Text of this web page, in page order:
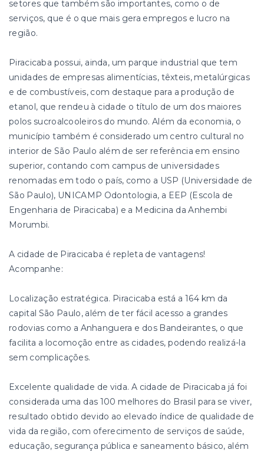
setores que também são importantes, como o de
serviços, que é o que mais gera empregos e lucro na
região.
Piracicaba possui, ainda, um parque industrial que tem
unidades de empresas alimentícias, têxteis, metalúrgicas
e de combustíveis, com destaque para a produção de
etanol, que rendeu à cidade o título de um dos maiores
polos sucroalcooleiros do mundo. Além da economia, o
município também é considerado um centro cultural no
interior de São Paulo além de ser referência em ensino
superior, contando com campus de universidades
renomadas em todo o país, como a USP (Universidade de
São Paulo), UNICAMP Odontologia, a EEP (Escola de
Engenharia de Piracicaba) e a Medicina da Anhembi
Morumbi.
A cidade de Piracicaba é repleta de vantagens!
Acompanhe:
Localização estratégica. Piracicaba está a 164 km da
capital São Paulo, além de ter fácil acesso a grandes
rodovias como a Anhanguera e dos Bandeirantes, o que
facilita a locomoção entre as cidades, podendo realizá-la
sem complicações.
Excelente qualidade de vida. A cidade de Piracicaba já foi
considerada uma das 100 melhores do Brasil para se viver,
resultado obtido devido ao elevado índice de qualidade de
vida da região, com oferecimento de serviços de saúde,
educação, segurança pública e saneamento básico, além